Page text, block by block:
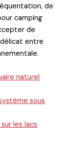
de
camping
de
entre
naturel
sous
les lacs